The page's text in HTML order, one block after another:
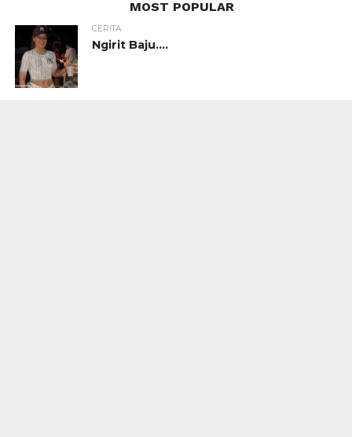
MOST POPULAR
CERITA
Ngirit Baju….